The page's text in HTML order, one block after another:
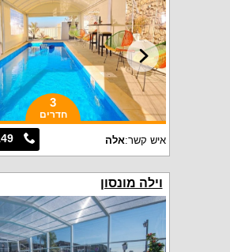
3
חדרים
איש קשר:אלה
וילה מונסון